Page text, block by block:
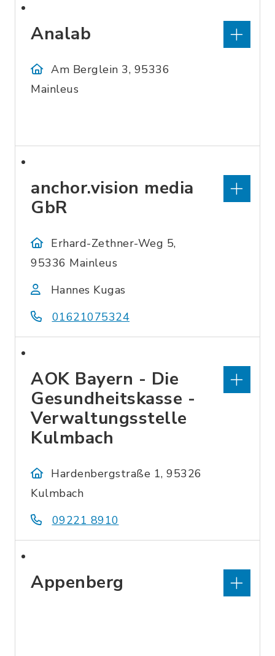
Analab
Am Berglein 3, 95336
Mainleus
anchor.vision media
GbR
Erhard-Zethner-Weg 5,
95336 Mainleus
Hannes Kugas
01621075324
AOK Bayern - Die
Gesundheitskasse -
Verwaltungsstelle
Kulmbach
Hardenbergstraße 1, 95326
Kulmbach
09221 8910
Appenberg